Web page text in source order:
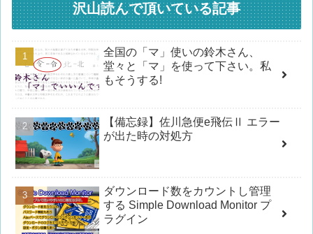
沢山読んで頂いている記事
全国の「マ」使いの鈴木さん、
堂々と「マ」を使って下さい。私
もそうする!
【備忘録】佐川急便e飛伝Ⅱ エラー
が出た時の対処方
ダウンロード数をカウントし管理
する Simple Download Monitor プ
ラグイン